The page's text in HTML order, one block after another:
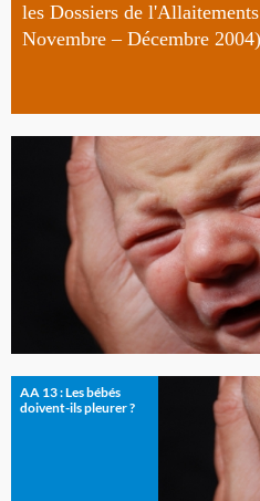
les Dossiers de
Novembre – Décembre 2004)
AA 13 : Les bébés
doivent-ils pleurer ?